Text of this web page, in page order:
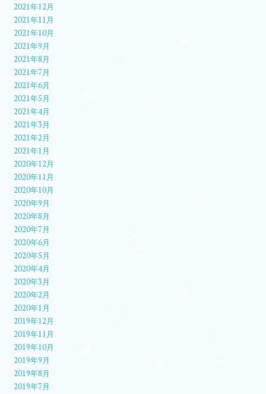
2021年12月
2021年11月
2021年10月
2021年9月
2021年8月
2021年7月
2021年6月
2021年5月
2021年4月
2021年3月
2021年2月
2021年1月
2020年12月
2020年11月
2020年10月
2020年9月
2020年8月
2020年7月
2020年6月
2020年5月
2020年4月
2020年3月
2020年2月
2020年1月
2019年12月
2019年11月
2019年10月
2019年9月
2019年8月
2019年7月